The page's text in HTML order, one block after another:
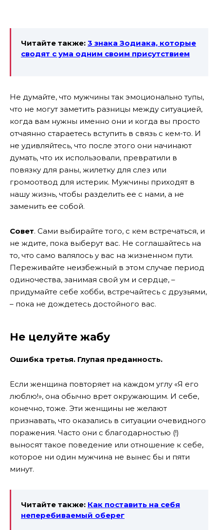
Читайте также: 3 знака Зодиака, которые
сводят с ума одним своим присутствием
Не думайте, что мужчины так эмоционально тупы,
что не могут заметить разницы между ситуацией,
когда вам нужны именно они и когда вы просто
отчаянно стараетесь вступить в связь с кем-то. И
не удивляйтесь, что после этого они начинают
думать, что их использовали, превратили в
повязку для раны, жилетку для слез или
громоотвод для истерик. Мужчины приходят в
нашу жизнь, чтобы разделить ее с нами, а не
заменить ее собой.
Совет. Сами выбирайте того, с кем встречаться, и
не ждите, пока выберут вас. Не соглашайтесь на
то, что само валялось у вас на жизненном пути.
Переживайте неизбежный в этом случае период
одиночества, занимая свой ум и сердце, –
придумайте себе хобби, встречайтесь с друзьями,
– пока не дождетесь достойного вас.
Не целуйте жабу
Ошибка третья. Глупая преданность.
Если женщина повторяет на каждом углу «Я его
люблю!», она обычно врет окружающим. И себе,
конечно, тоже. Эти женщины не желают
признавать, что оказались в ситуации очевидного
поражения. Часто они с благодарностью (!)
выносят такое поведение или отношение к себе,
которое ни один мужчина не вынес бы и пяти
минут.
Читайте также: Как поставить на себя
неперебиваемый оберег